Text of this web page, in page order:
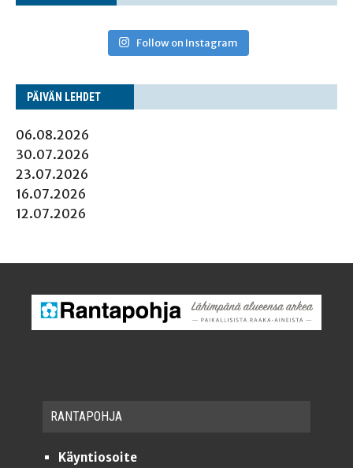
Follow on Instagram
PÄI­VÄN LEHDET
06.08.2026
30.07.2026
23.07.2026
16.07.2026
12.07.2026
RAN­TA­POH­JA
Käyntiosoite